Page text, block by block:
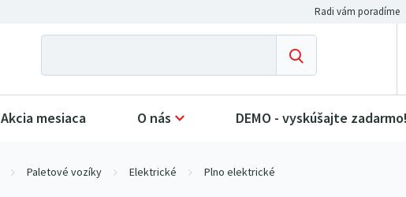
Akcia mesiaca O nás DEMO - vyskúšajte zadarmo!
Paletové vozíky Elektrické Plno elektrické